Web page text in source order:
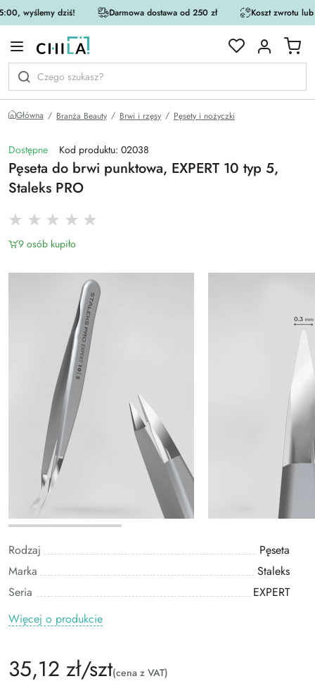
wyślemy dziś! Darmowa dostawa od 250 zł Koszt zwrotu
Główna Branża Beauty Brwi i rzęsy Pęsety i nożyczki
Dostępne Kod produktu: 02038
Pęseta do brwi punktowa, EXPERT 10 typ 5,
Staleks PRO
9 osób kupiło
Rodzaj
Pęseta
Marka
Staleks
Seria
EXPERT
Więcej o produkcie
35,12 zł/szt(cena z VAT)